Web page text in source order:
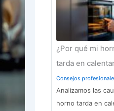
¿Por qué mi
tarda en
Consejos
Analizamos las
horno tarda en